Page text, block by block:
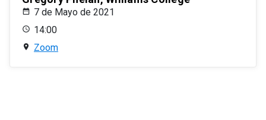
7 de Mayo de 2021
14:00
Zoom